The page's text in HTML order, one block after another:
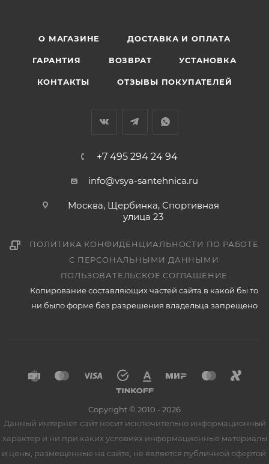
О МАГАЗИНЕ ДОСТАВКА И ОПЛАТА
ГАРАНТИЯ ВОЗВРАТ УСТАНОВКА
КОНТАКТЫ ОТЗЫВЫ ПОКУПАТЕЛЕЙ
+7 495 294 24 94
info@vsya-santehnica.ru
Москва, Щербинка, Спортивная
улица 23
ПОЛИТИКА КОНФИДЕНЦИАЛЬНОСТИ ПО РАБОТЕ
С ПЕРСОНАЛЬНЫМИ ДАННЫМИ
ПОЛЬЗОВАТЕЛЬСКОЕ СОГЛАШЕНИЕ
Копирование составляющих частей сайта в какой бы то
ни было форме без разрешения владельца запрещено
Copyright © 2010 - 2026
Данный интернет-сайт носит исключительно информационный
характер и ни при каких условиях информационные материалы
и цены, размещенные на сайте, не является публичной офертой,